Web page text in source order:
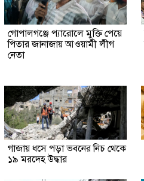
গোপালগঞ্জে প্যারোলে মুক্তি পেয়ে
পিতার জানাজায় আওয়ামী লীগ
নেতা
গাজায় ধসে পড়া ভবনের নিচ থেকে
১৯ মরদেহ উদ্ধার